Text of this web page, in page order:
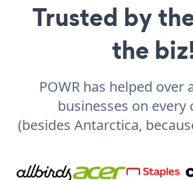
Trusted by
the
POWR has helped over
businesses on every
(besides Antarctica,